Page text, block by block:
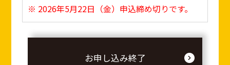
※ 2026年5月22日（金）申込締め切りです。
お申し込み終了